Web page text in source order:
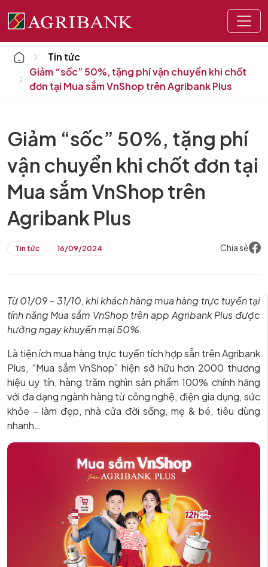
HomeTin tức
Giảm “sốc” 50%, tặng phí vận chuyển khi chốt
đơn tại Mua sắm VnShop trên Agribank Plus
Giảm “sốc” 50%, tặng phí
vận chuyển khi chốt đơn tại
Mua sắm VnShop trên
Agribank Plus
Tin tức 16/09/2024 Chia sẻ
Từ 01/09 - 31/10, khi khách hàng mua hàng trực tuyến tại
tính năng Mua sắm VnShop trên app Agribank Plus được
hưởng ngay khuyến mại 50%.
Là tiện ích mua hàng trực tuyến tích hợp sẵn trên Agribank
Plus, “Mua sắm VnShop” hiện sở hữu hơn 2000 thương
hiệu uy tín, hàng trăm nghìn sản phẩm 100% chính hãng
với đa dạng ngành hàng từ công nghệ, điện gia dụng, sức
khỏe – làm đẹp, nhà cửa đời sống, mẹ & bé, tiêu dùng
nhanh…